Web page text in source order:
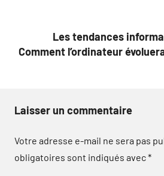
Les tendances
Comment l’ordinateur
Laisser un commentaire
Votre adresse e-mail ne sera pas
obligatoires sont indiqués avec*